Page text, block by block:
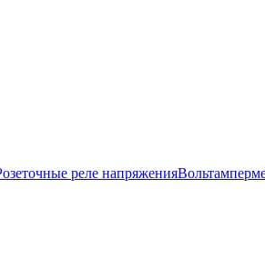
реле напряжения